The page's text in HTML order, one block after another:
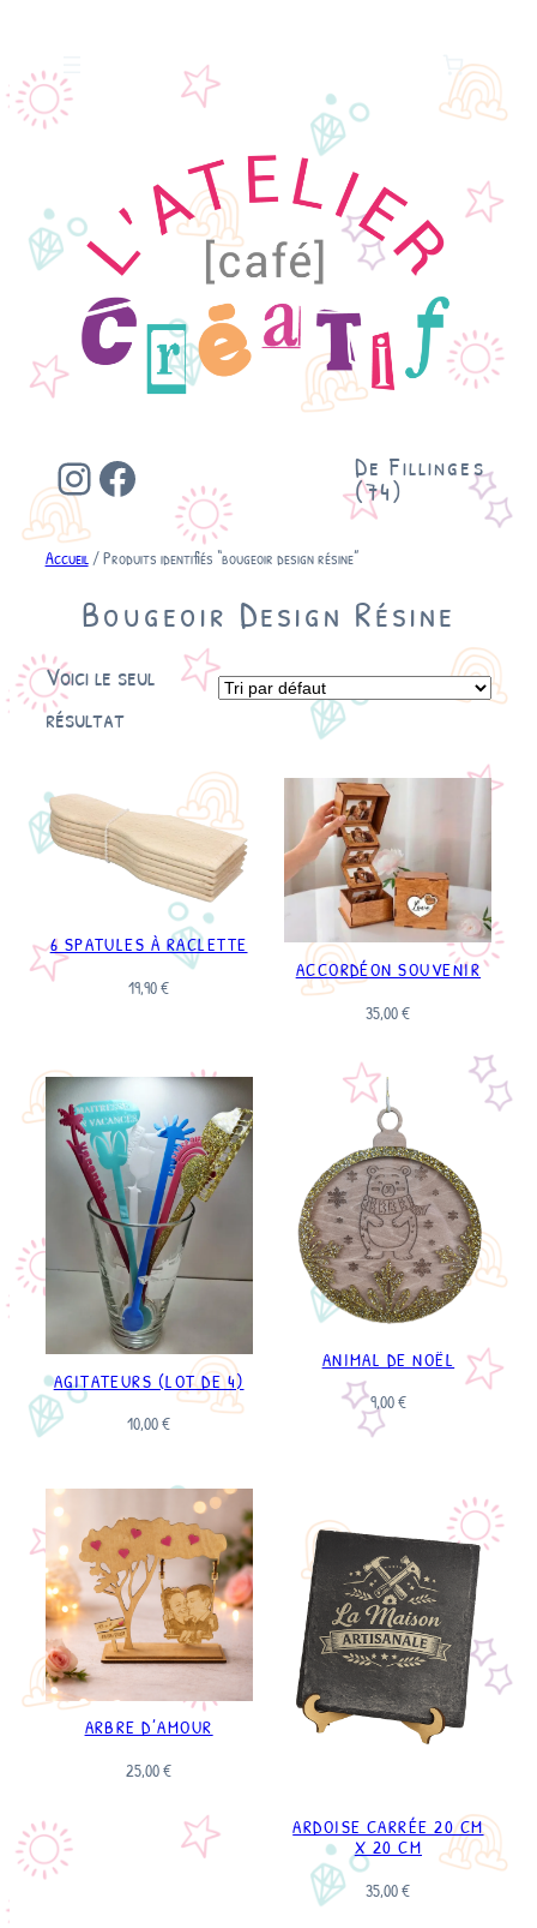
Instagram Facebook De Fillinges
(74)
Accueil / Produits identifiés “bougeoir design résine”
Bougeoir Design Résine
Voici le seul
résultat
6 SPATULES À RACLETTE
19,90€
ACCORDÉON SOUVENIR
35,00€
AGITATEURS (LOT DE 4)
10,00€
ANIMAL DE NOËL
9,00€
ARBRE D’AMOUR
25,00€
ARDOISE CARRÉE 20 CM
X 20 CM
35,00€